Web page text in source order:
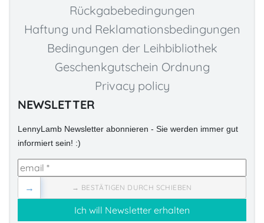
Rückgabebedingungen
Haftung und Reklamationsbedingungen
Bedingungen der Leihbibliothek
Geschenkgutschein Ordnung
Privacy policy
NEWSLETTER
LennyLamb Newsletter abonnieren - Sie werden immer gut
informiert sein! :)
→ BESTÄTIGEN DURCH SCHIEBEN
→